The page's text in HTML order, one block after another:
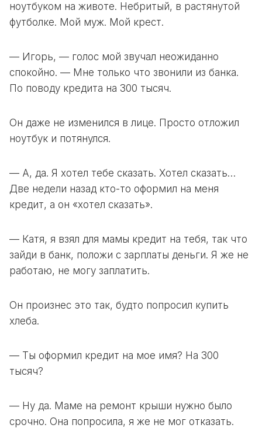
ноутбуком на животе. Небритый, в растянутой
футболке. Мой муж. Мой крест.
— Игорь, — голос мой звучал неожиданно
спокойно. — Мне только что звонили из банка.
По поводу кредита на 300 тысяч.
Он даже не изменился в лице. Просто отложил
ноутбук и потянулся.
— А, да. Я хотел тебе сказать. Хотел сказать…
Две недели назад кто-то оформил на меня
кредит, а он «хотел сказать».
— Катя, я взял для мамы кредит на тебя, так что
зайди в банк, положи с зарплаты деньги. Я же не
работаю, не могу заплатить.
Он произнес это так, будто попросил купить
хлеба.
— Ты оформил кредит на мое имя? На 300
тысяч?
— Ну да. Маме на ремонт крыши нужно было
срочно. Она попросила, я же не мог отказать.